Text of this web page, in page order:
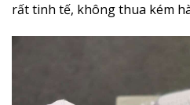
rất tinh tế, không thua kém